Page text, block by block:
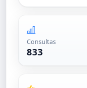
Consultas
833